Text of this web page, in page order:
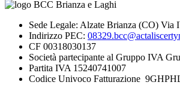
Sede Legale: Alzate Brianza (CO)
Indirizzo PEC:
CF 00318030137
Società partecipante al Gruppo IVA
Partita IVA 15240741007
Codice Univoco Fatturazione